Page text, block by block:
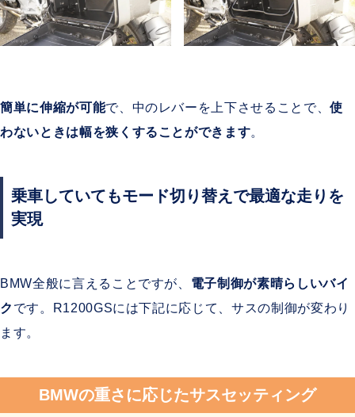
簡単に伸縮が可能で、中のレバーを上下させることで、使
わないときは幅を狭くすることができます。
乗車していてもモード切り替えで最適な走りを
実現
BMW全般に言えることですが、 電子制御が素晴らしいバイ
ク です。R1200GSには下記に応じて、サスの制御が変わり
ます。
BMWの重さに応じたサスセッティング